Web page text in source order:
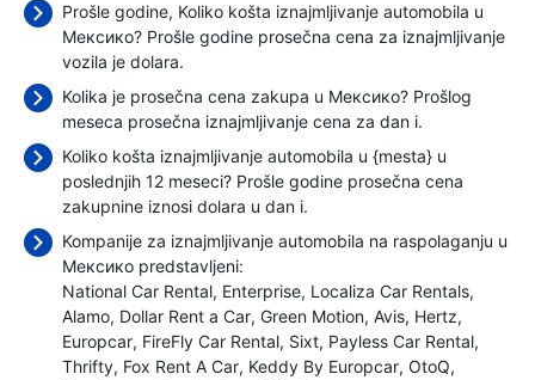
Prošle godine, Koliko košta iznajmljivanje automobila u
Мексико? Prošle godine prosečna cena za iznajmljivanje
vozila je dolara.
Kolika je prosečna cena zakupa u Мексико? Prošlog
meseca prosečna iznajmljivanje cena za dan i.
Koliko košta iznajmljivanje automobila u {mesta} u
poslednjih 12 meseci? Prošle godine prosečna cena
zakupnine iznosi dolara u dan i.
Kompanije za iznajmljivanje automobila na raspolaganju u
Мексико predstavljeni:
National Car Rental Enterprise Localiza Car Rentals
Alamo Dollar Rent a Car Green Motion Avis Hertz
Europcar FireFly Car Rental Sixt Payless Car Rental
Thrifty Fox Rent A Car Keddy By Europcar OtoQ